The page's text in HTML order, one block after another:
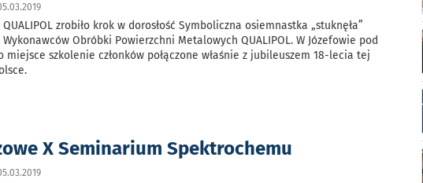
zrobiło krok w dorosłość Symboliczna osiemnastka „stuknęła”
Obróbki Powierzchni Metalowych QUALIPOL. W Józefowie pod
miejsce szkolenie członków połączone właśnie z jubileuszem 18-lecia tej
X Seminarium Spektrochemu